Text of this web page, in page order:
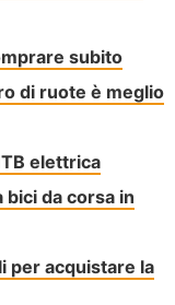
subito
di ruote è meglio
elettrica
da corsa in
per acquistare la